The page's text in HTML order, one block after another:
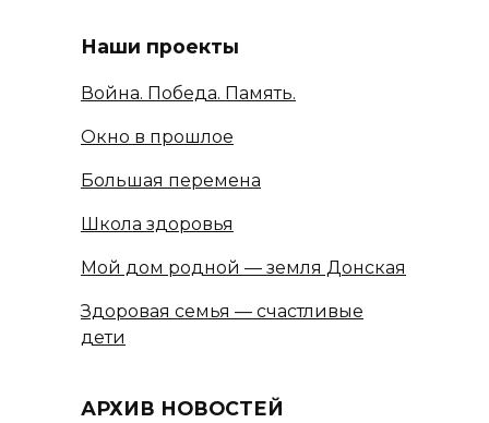
Наши проекты
Война. Победа. Память.
Окно в прошлое
Большая перемена
Школа здоровья
Мой дом родной — земля Донская
Здоровая семья — счастливые
дети
АРХИВ НОВОСТЕЙ